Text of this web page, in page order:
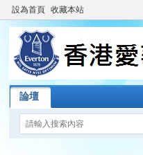
設為首頁 收藏本站
論壇